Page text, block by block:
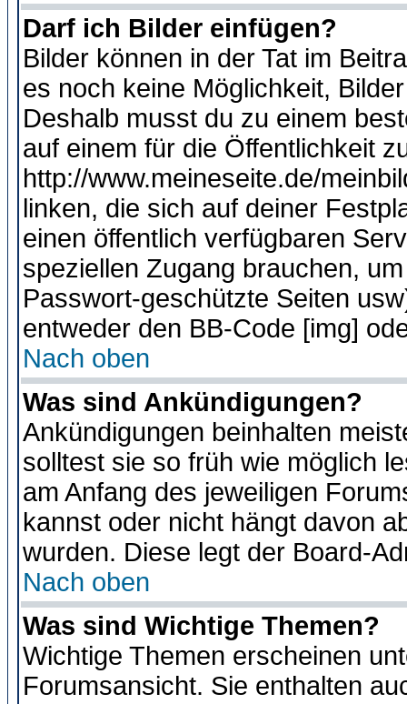
Darf ich Bilder einfügen?
Bilder können in der Tat im
es noch keine Möglichkeit,
Deshalb musst du zu einem
auf einem für die Öffentlichkeit
http://www.meineseite.de/
linken, die sich auf deiner
einen öffentlich verfügbaren
speziellen Zugang brauchen,
Passwort-geschützte Seiten
entweder den BB-Code [img]
Nach oben
Was sind Ankündigungen?
Ankündigungen beinhalten
solltest sie so früh wie möglich
am Anfang des jeweiligen
kannst oder nicht hängt davon
wurden. Diese legt der Board-
Nach oben
Was sind Wichtige Themen?
Wichtige Themen erscheinen
Forumsansicht. Sie enthalten